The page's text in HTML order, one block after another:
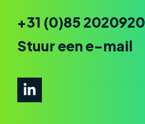
+31 (0)85 2020920
Stuur een e-mail